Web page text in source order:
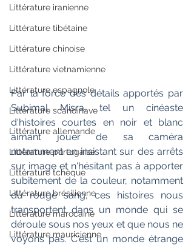
Littérature iranienne
Littérature tibétaine
Littérature chinoise
Littérature vietnamienne
Littérature espagnole
Littérature scandinave
Littérature allemande
Littérature portugaise
Littérature tchèque
Littérature brésilienne
Littérature marocaine
Littérature mauricienne
Par la force des détails apportés par
Subimal Misra, tel un cinéaste
d'histoires courtes en noir et blanc
aimant jouer de sa caméra
notamment en insistant sur des arrêts
sur image et n'hésitant pas à apporter
subitement de la couleur, notamment
du rouge sang, ces histoires nous
transportent dans un monde qui se
déroule sous nos yeux et que nous ne
voyons pas. C'est un monde étrange